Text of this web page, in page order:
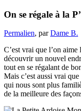
On se régale à la
Permalien, parDame B.
C’est vrai que l’on
découvrir un nouvel
tout en se régalant de
Mais c’est aussi vrai
qui nous sont plus
de la meilleure des